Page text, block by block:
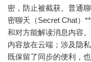
密，防止被截获。普通
密聊天（Secret Chat）
和对方能解读消息内容
内容放在云端；涉及隐
既保留了同步的便利，